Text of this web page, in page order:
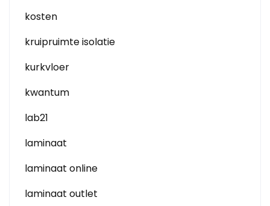
kosten
kruipruimte isolatie
kurkvloer
kwantum
lab21
laminaat
laminaat online
laminaat outlet